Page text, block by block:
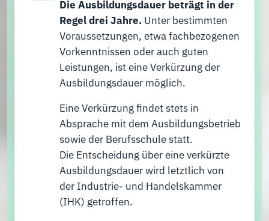
Die Ausbildungsdauer beträgt in der
Regel drei Jahre. Unter bestimmten
Voraussetzungen, etwa fachbezogenen
Vorkenntnissen oder auch guten
Leistungen, ist eine Verkürzung der
Ausbildungsdauer möglich.
Eine Verkürzung findet stets in
Absprache mit dem Ausbildungsbetrieb
sowie der Berufsschule statt.
Die Entscheidung über eine verkürzte
Ausbildungsdauer wird letztlich von
der Industrie- und Handelskammer
(IHK) getroffen.